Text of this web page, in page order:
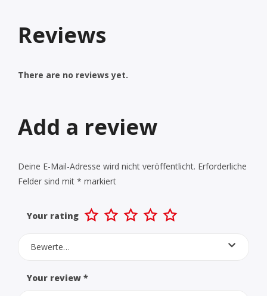
Reviews
There are no reviews yet.
Add a review
Deine E-Mail-Adresse wird nicht veröffentlicht. Erforderliche
Felder sind mit * markiert
Your rating
Bewerte…
Your review *